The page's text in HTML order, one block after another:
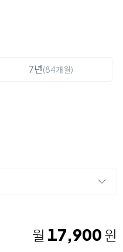
7년(84개월)
월 17,900 원